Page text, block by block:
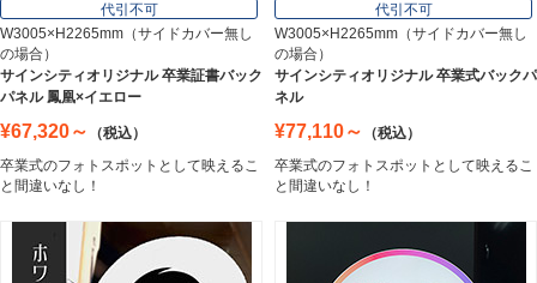
ステンレス切文字
Stainless Sign
エッチングプレート
代引不可
W3005×H2265mm（サイドカバー無し
の場合）
サインシティオリジナル 卒業証書バック
パネル 鳳凰×イエロー
¥67,320～
（税込）
卒業式のフォトスポットとして映えるこ
と間違いなし！
代引不可
W3005×H2265mm（サイドカバー無し
の場合）
サインシティオリジナル 卒業式バックパ
ネル
¥77,110～
（税込）
卒業式のフォトスポットとして映えるこ
と間違いなし！